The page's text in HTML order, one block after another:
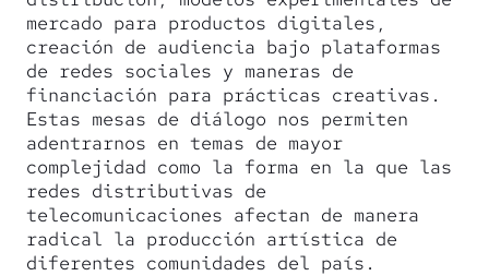
mercado para productos digitales,
creación de audiencia bajo plataformas
de redes sociales y maneras de
financiación para prácticas creativas.
Estas mesas de diálogo nos permiten
adentrarnos en temas de mayor
complejidad como la forma en la que las
redes distributivas de
telecomunicaciones afectan de manera
radical la producción artística de
diferentes comunidades del país.